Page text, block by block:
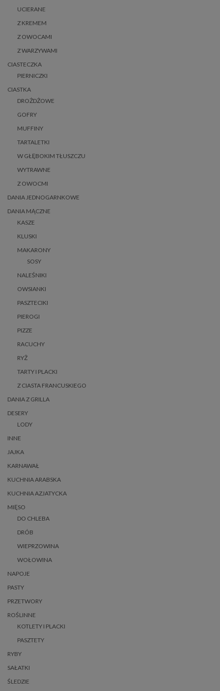
UCIERANE
Z KREMEM
Z OWOCAMI
Z WARZYWAMI
CIASTECZKA
PIERNICZKI
CIASTKA
DROŻDŻOWE
GOFRY
MUFFINY
TARTALETKI
W GŁĘBOKIM TŁUSZCZU
WYTRAWNE
Z OWOCMI
DANIA JEDNOGARNKOWE
DANIA MĄCZNE
KASZE
KLUSKI
MAKARONY
SOSY
NALEŚNIKI
OWSIANKI
PASZTECIKI
PIEROGI
PIZZE
RACUCHY
RYŻ
TARTY I PLACKI
Z CIASTA FRANCUSKIEGO
DANIA Z GRILLA
DESERY
LODY
INNE
JAJKA
KARNAWAŁ
KUCHNIA ARABSKA
KUCHNIA AZJATYCKA
MIĘSO
DO CHLEBA
DRÓB
WIEPRZOWINA
WOŁOWINA
NAPOJE
PASTY
PRZETWORY
ROŚLINNE
KOTLETY I PLACKI
PASZTETY
RYBY
SAŁATKI
ŚLEDZIE